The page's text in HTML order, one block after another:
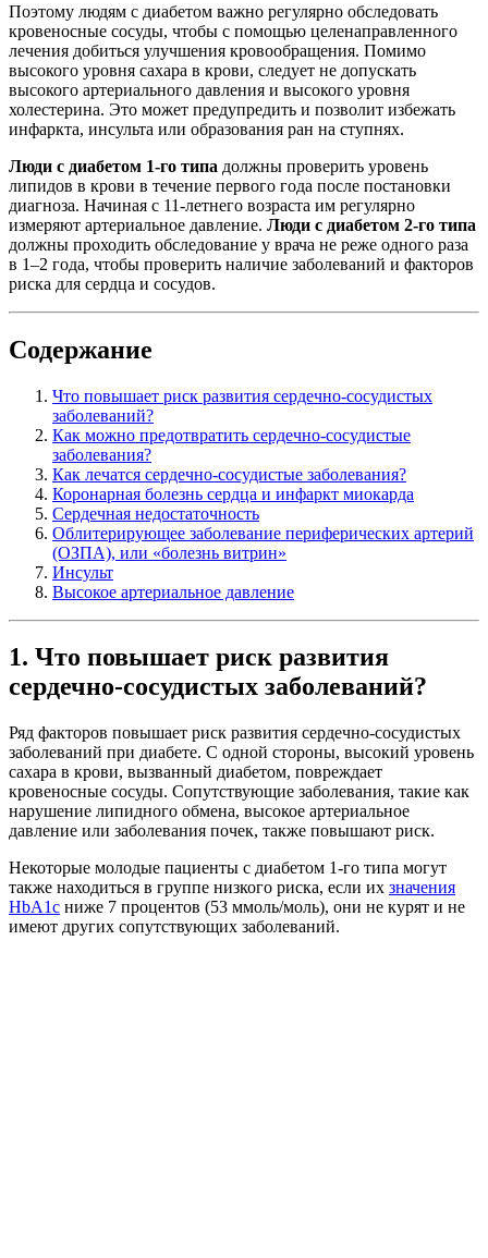
Поэтому людям с диабетом важно регулярно обследовать
кровеносные сосуды, чтобы с помощью целенаправленного
лечения добиться улучшения кровообращения. Помимо
высокого уровня сахара в крови, следует не допускать
высокого артериального давления и высокого уровня
холестерина. Это может предупредить и позволит избежать
инфаркта, инсульта или образования ран на ступнях.
Люди с диабетом 1-го типа должны проверить уровень
липидов в крови в течение первого года после постановки
диагноза. Начиная с 11-летнего возраста им регулярно
измеряют артериальное давление. Люди с диабетом 2-го типа
должны проходить обследование у врача не реже одного раза
в 1–2 года, чтобы проверить наличие заболеваний и факторов
риска для сердца и сосудов.
Содержание
Что повышает риск развития сердечно-сосудистых
заболеваний?
Как можно предотвратить сердечно-сосудистые
заболевания?
Как лечатся сердечно-сосудистые заболевания?
Коронарная болезнь сердца и инфаркт миокарда
Сердечная недостаточность
Облитерирующее заболевание периферических артерий
(ОЗПА), или «болезнь витрин»
Инсульт
Высокое артериальное давление
1. Что повышает риск развития
сердечно-сосудистых заболеваний?
Ряд факторов повышает риск развития сердечно-сосудистых
заболеваний при диабете. С одной стороны, высокий уровень
сахара в крови, вызванный диабетом, повреждает
кровеносные сосуды. Сопутствующие заболевания, такие как
нарушение липидного обмена, высокое артериальное
давление или заболевания почек, также повышают риск.
Некоторые молодые пациенты с диабетом 1-го типа могут
также находиться в группе низкого риска, если их значения
HbA1c ниже 7 процентов (53 ммоль/моль), они не курят и не
имеют других сопутствующих заболеваний.